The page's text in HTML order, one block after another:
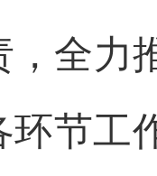
，全力
环节工